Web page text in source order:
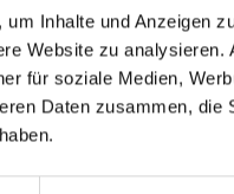
Inhalte und Anzeigen
Website zu
für soziale Medien,
Daten zusammen,
zu bleiben: